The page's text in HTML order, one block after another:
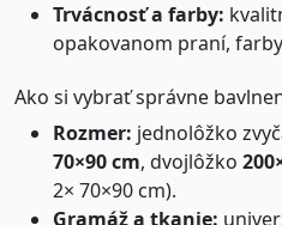
Trvácnosť a farby:
opakovanom praní,
Ako si vybrať správne
Rozmer: jednolôžko
70×90 cm, dvojlôžko
2× 70×90 cm).
Gramáž a tkanie: